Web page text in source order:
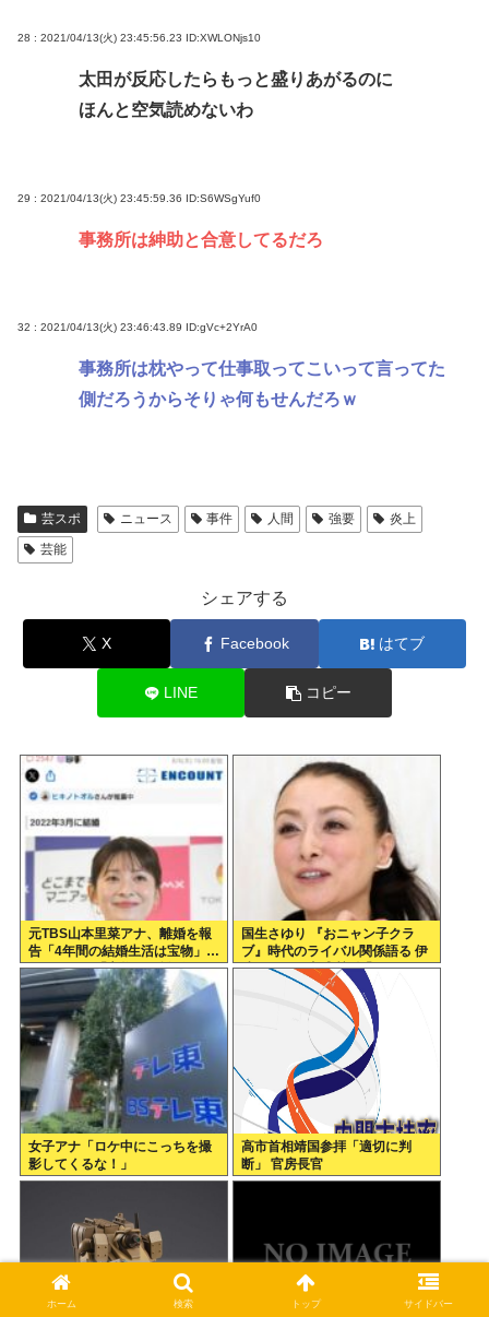
28 : 2021/04/13(火) 23:45:56.23 ID:XWLONjs10
太田が反応したらもっと盛りあがるのに
ほんと空気読めないわ
29 : 2021/04/13(火) 23:45:59.36 ID:S6WSgYuf0
事務所は紳助と合意してるだろ
32 : 2021/04/13(火) 23:46:43.89 ID:gVc+2YrA0
事務所は枕やって仕事取ってこいって言ってた
側だろうからそりゃ何もせんだろｗ
芸スポ ニュース 事件 人間 強要
炎上
芸能
シェアする
X Facebook はてブ
LINE コピー
元TBS山本里菜アナ、離婚を報
告「4年間の結婚生活は宝物」…
ヤフコメ民「宝物なら離婚しな
いだろ」
国生さゆり 『おニャン子クラ
ブ』時代のライバル関係語る 伊
達みきおが直球質問「たとえば
誰です？」
女子アナ「ロケ中にこっちを撮
影してくるな！」
高市首相靖国参拝「適切に判
断」 官房長官
ホーム 検索 トップ サイドバー